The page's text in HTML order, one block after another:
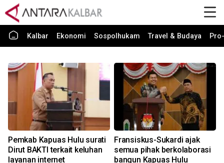
Kalbar Ekonomi Sospolhukam Travel & Budaya
Pemkab Kapuas Hulu surati
Dirut BAKTI terkait keluhan
layanan internet
Fransiskus-Sukardi ajak
semua pihak berkolaborasi
bangun Kapuas Hulu